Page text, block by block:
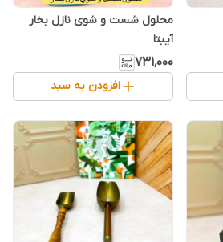
محلول شست و شوی نازل بخار
آیبتا
۷۳۱٬۰۰۰
افزودن به سبد